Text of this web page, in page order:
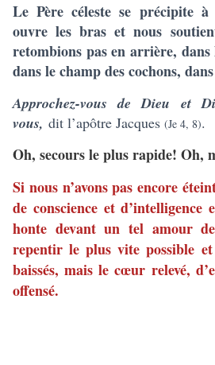
Le Père céleste se précipite à
ouvre les bras et nous
retombions pas en arrière,
dans le champ des cochons,
Approchez-vous de Dieu et
vous, dit l’apôtre Jacques (Je 4, 8).
Oh, secours le plus rapide! Oh,
Si nous n’avons pas encore
de conscience et
honte devant un tel amour
repentir le plus vite possible
baissés, mais le cœur relevé,
offensé.